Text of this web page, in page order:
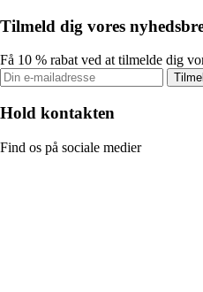
Tilmeld dig vores
Få 10 % rabat ved at tilmelde dig
Hold kontakten
Find os på sociale medier